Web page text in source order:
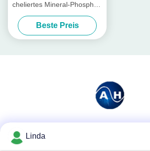
cheliertes Mineral-Phosphor-
Element-niedriges
Düngemittel
Beste Preis
Linda